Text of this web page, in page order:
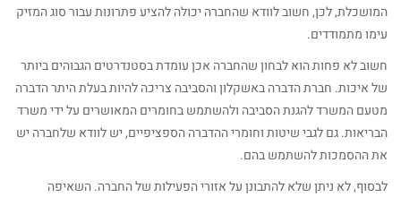
המושכלת, לכן, חשוב לוודא שהחברה יכולה להציע פתרונות עבור סוג המזיק
עימו מתמודדים.
חשוב לא פחות הוא לבחון שהחברה אכן עומדת בסטנדרטים הגבוהים ביותר
של איכות. חברת הדברה באשקלון והסביבה צריכה להיות בעלת היתר הדברה
מטעם המשרד להגנת הסביבה ולהשתמש בחומרים המאושרים על ידי משרד
הבריאות. גם לגבי שיטות וחומרי ההדברה הספציפיים, יש לוודא שלחברה יש
את ההסמכות להשתמש בהם.
לבסוף, לא ניתן שלא להתבונן על אזורי הפעילות של החברה. השאיפה